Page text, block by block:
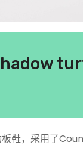
鞋，采用了